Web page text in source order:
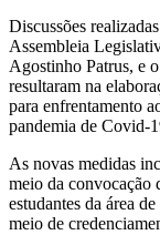
Discussões
Assembleia
Agostinho Patrus, e
resultaram na
para enfrentamento
pandemia de Covid-
As novas medidas
meio da convocação
estudantes da área
meio de